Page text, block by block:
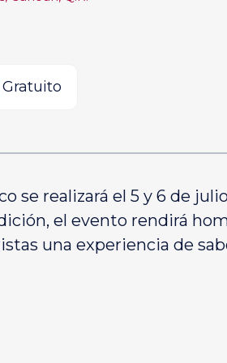
se realizará el 5 y 6 de
el evento rendirá
una experiencia de